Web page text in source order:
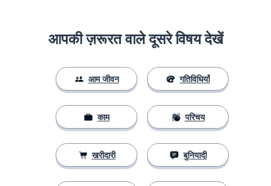
आपकी ज़रूरत वाले दूसरे विषय देखें
आम जीवन
काम
खरीदारी
गतिविधियाँ
परिचय
बुनियादी